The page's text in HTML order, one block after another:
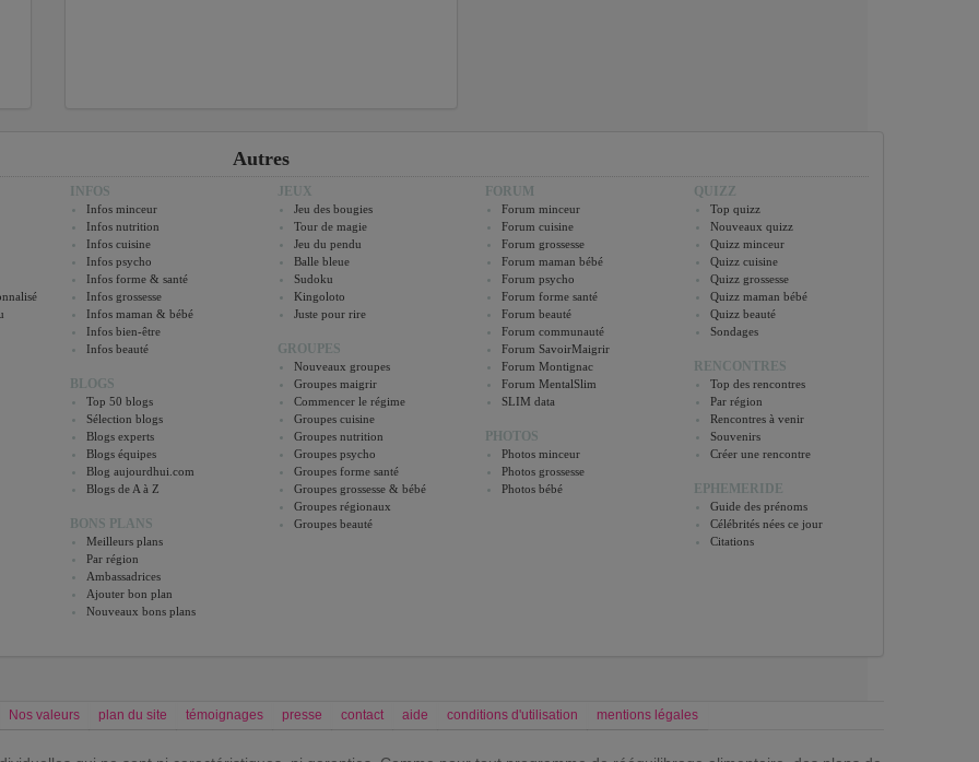
Autres
INFOS
Infos minceur
Infos nutrition
Infos cuisine
Infos psycho
Infos forme & santé
Infos grossesse
Infos maman & bébé
Infos bien-être
Infos beauté
BLOGS
Top 50 blogs
Sélection blogs
Blogs experts
Blogs équipes
Blog aujourdhui.com
Blogs de A à Z
BONS PLANS
Meilleurs plans
Par région
Ambassadrices
Ajouter bon plan
Nouveaux bons plans
JEUX
Jeu des bougies
Tour de magie
Jeu du pendu
Balle bleue
Sudoku
Kingoloto
Juste pour rire
GROUPES
Nouveaux groupes
Groupes maigrir
Commencer le régime
Groupes cuisine
Groupes nutrition
Groupes psycho
Groupes forme santé
Groupes grossesse & bébé
Groupes régionaux
Groupes beauté
FORUM
Forum minceur
Forum cuisine
Forum grossesse
Forum maman bébé
Forum psycho
Forum forme santé
Forum beauté
Forum communauté
Forum SavoirMaigrir
Forum Montignac
Forum MentalSlim
SLIM data
PHOTOS
Photos minceur
Photos grossesse
Photos bébé
QUIZZ
Top quizz
Nouveaux quizz
Quizz minceur
Quizz cuisine
Quizz grossesse
Quizz maman bébé
Quizz beauté
Sondages
RENCONTRES
Top des rencontres
Par région
Rencontres à venir
Souvenirs
Créer une rencontre
EPHEMERIDE
Guide des prénoms
Célébrités nées ce jour
Citations
Nos valeurs plan du site témoignages presse contact aide conditions d'utilisation mentions légales